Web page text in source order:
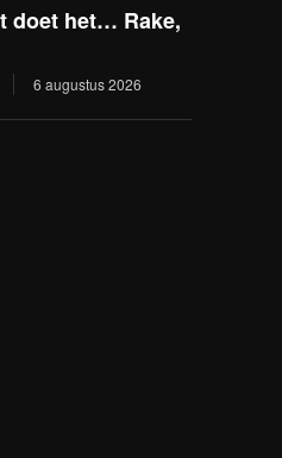
doet het… Rake,
6 augustus 2026